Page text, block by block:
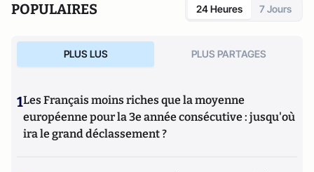
POPULAIRES 24 Heures 7 Jours
PLUS LUS PLUS PARTAGES
1Les Français moins riches que la moyenne
européenne pour la 3e année consécutive : jusqu'où
ira le grand déclassement ?